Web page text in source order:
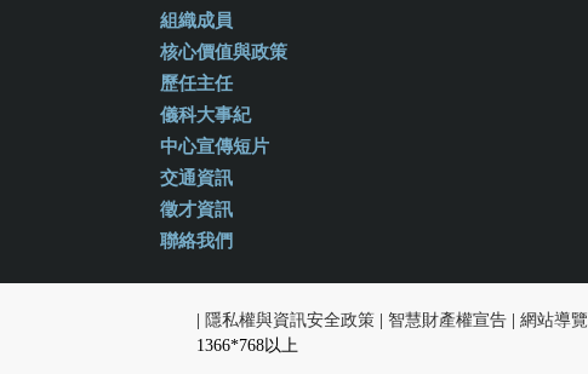
組織成員
核心價值與政策
歷任主任
儀科大事紀
中心宣傳短片
交通資訊
徵才資訊
聯絡我們
隱私權與資訊安全政策| 智慧財產權宣告| 網站導覽
1366*768以上